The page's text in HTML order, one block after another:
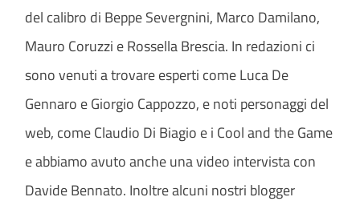
del calibro di Beppe Severgnini, Marco Damilano,
Mauro Coruzzi e Rossella Brescia. In redazioni ci
sono venuti a trovare esperti come Luca De
Gennaro e Giorgio Cappozzo, e noti personaggi del
web, come Claudio Di Biagio e i Cool and the Game
e abbiamo avuto anche una video intervista con
Davide Bennato. Inoltre alcuni nostri blogger